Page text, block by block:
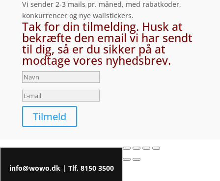
Vi sender 2-3 mails pr. måned, med rabatkoder,
konkurrencer og nye wallstickers.
Tak for din tilmelding. Husk at
bekræfte den email vi har sendt
til dig, så er du sikker på at
modtage vores nyhedsbrev.
Tilmeld
info@wowo.dk| Tlf. 8150 3500